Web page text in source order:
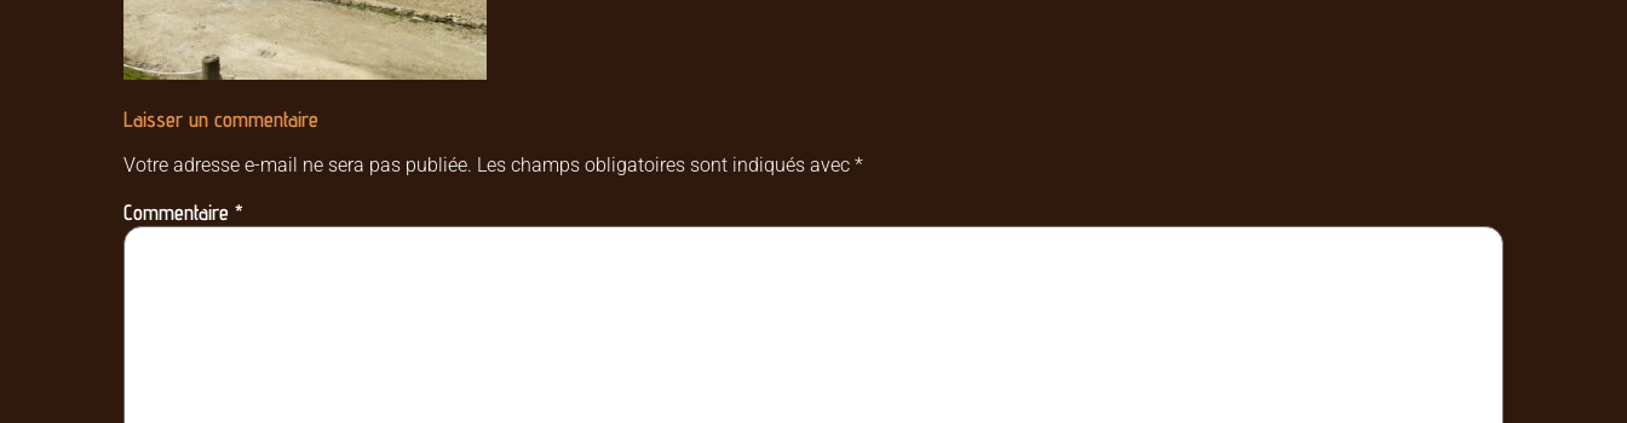
Laisser un commentaire
Votre adresse e-mail ne sera pas publiée. Les champs obligatoires sont indiqués avec *
Commentaire *